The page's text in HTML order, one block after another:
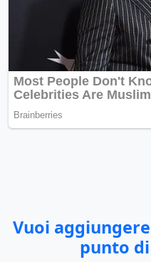
Vuoi
punto